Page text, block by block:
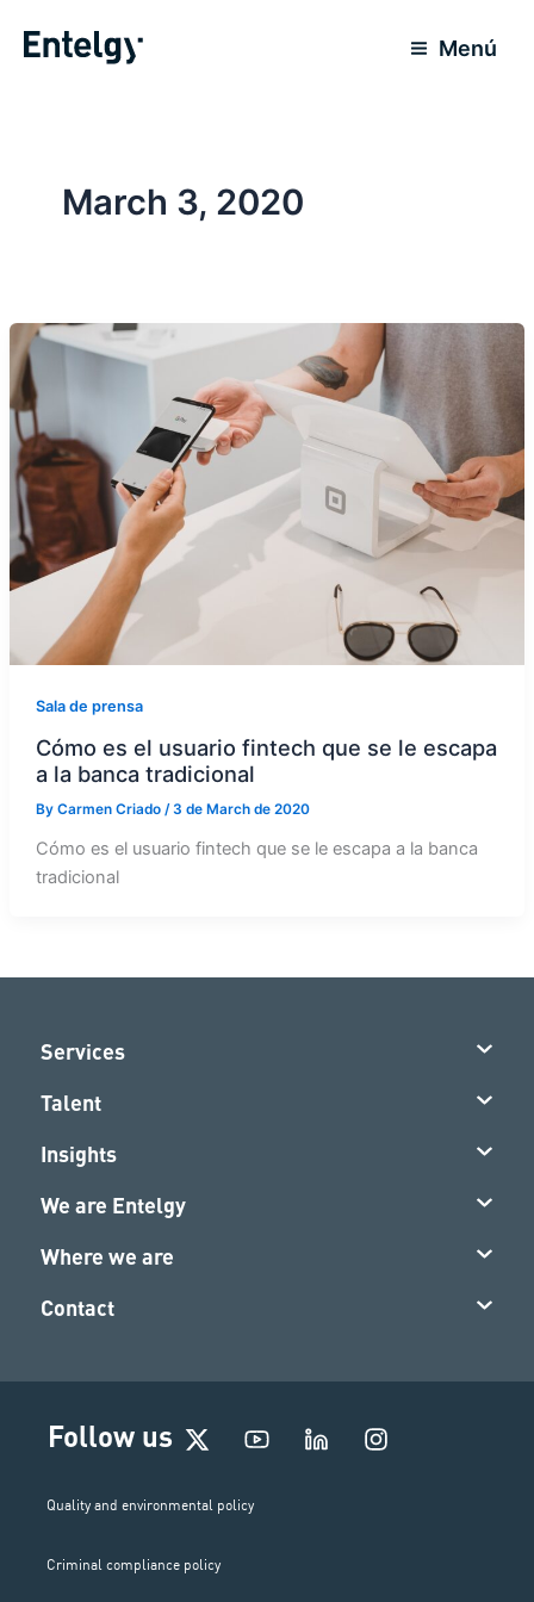
Menú
March 3, 2020
Sala de prensa
Cómo es el usuario fintech que se le escapa
a la banca tradicional
By Carmen Criado /3 de March de 2020
Cómo es el usuario fintech que se le escapa a la banca
tradicional
Services
Talent
Insights
We are Entelgy
Where we are
Contact
Follow us
I
n
Quality and environmental policy
Criminal compliance policy